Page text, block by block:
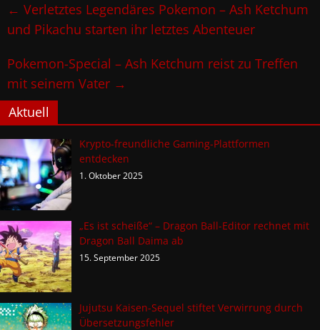
← Verletztes Legendäres Pokemon – Ash Ketchum
und Pikachu starten ihr letztes Abenteuer
Pokemon-Special – Ash Ketchum reist zu Treffen
mit seinem Vater →
Aktuell
Krypto-freundliche Gaming-Plattformen
entdecken
1. Oktober 2025
„Es ist scheiße“ – Dragon Ball-Editor rechnet mit
Dragon Ball Daima ab
15. September 2025
Jujutsu Kaisen-Sequel stiftet Verwirrung durch
Übersetzungsfehler